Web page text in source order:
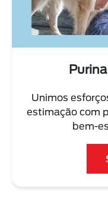
Unimos
estimação com
bem-